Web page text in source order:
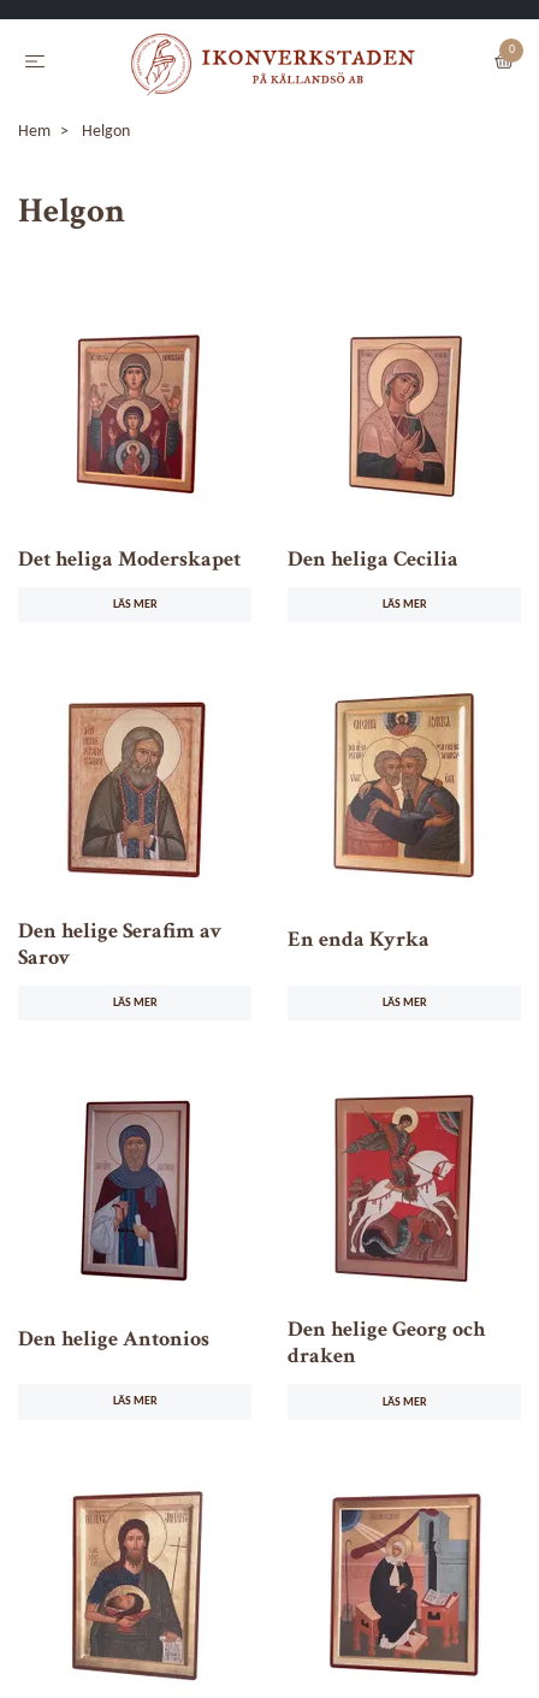
0
Hem Helgon
Helgon
Det heliga Moderskapet
LÄS MER
Den heliga Cecilia
LÄS MER
Den helige Serafim av
Sarov
LÄS MER
En enda Kyrka
LÄS MER
Den helige Antonios
LÄS MER
Den helige Georg och
draken
LÄS MER